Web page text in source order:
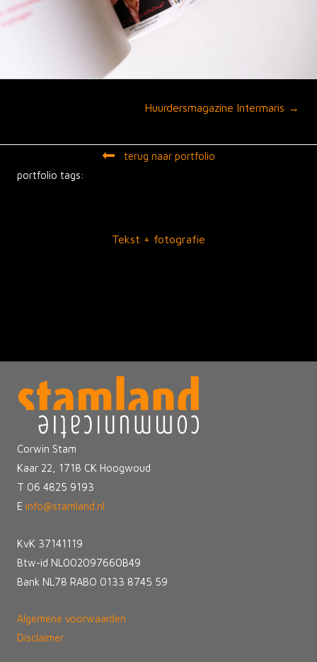
Huurdersmagazine Intermaris →
terug naar portfolio
portfolio tags:
Tekst + fotografie
Corwin Stam
Kaar 22, 1718 CK Hoogwoud
T 06 4825 9193
E info@stamland.nl
KvK 37141119
Btw-id NL002097660B49
Bank NL78 RABO 0133 8745 59
Algemene voorwaarden
Disclaimer